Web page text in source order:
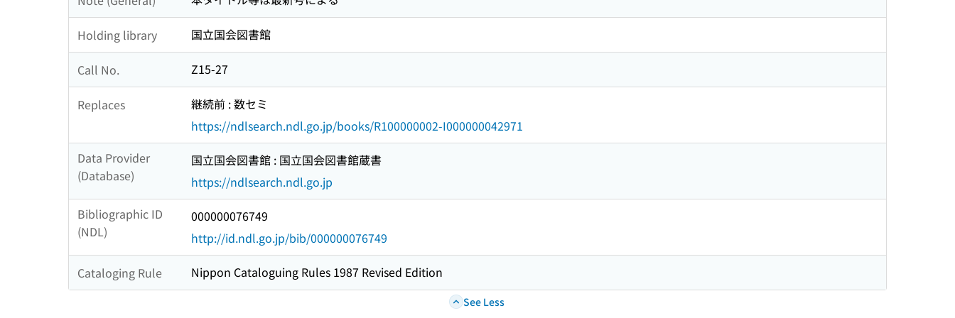
Holding library 国立国会図書館
Call No. Z15-27
Replaces
継続前 : 数セミ
https://ndlsearch.ndl.go.jp/books/R100000002-I000000042971
Data Provider
(Database)
国立国会図書館 : 国立国会図書館蔵書
https://ndlsearch.ndl.go.jp
Bibliographic ID
(NDL)
000000076749
http://id.ndl.go.jp/bib/000000076749
Cataloging Rule Nippon Cataloguing Rules 1987 Revised Edition
See Less